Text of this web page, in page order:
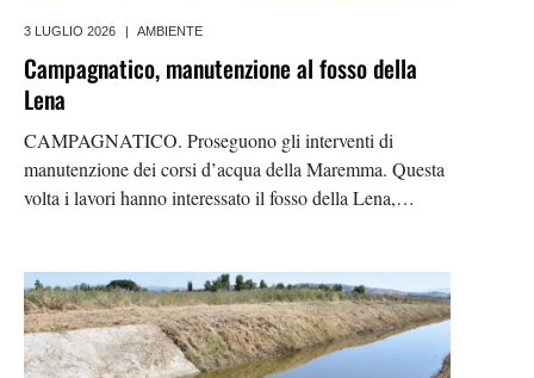
3 LUGLIO 2026 | AMBIENTE
Campagnatico, manutenzione al fosso della
Lena
CAMPAGNATICO. Proseguono gli interventi di
manutenzione dei corsi d’acqua della Maremma. Questa
volta i lavori hanno interessato il fosso della Lena,
migliori condizioni